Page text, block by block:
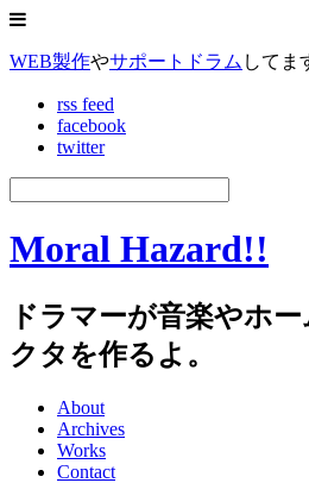
WEB製作やサポートドラム してま
rss feed
facebook
twitter
Moral Hazard!!
ドラマーが音楽やホ
クタを作るよ。
About
Archives
Works
Contact